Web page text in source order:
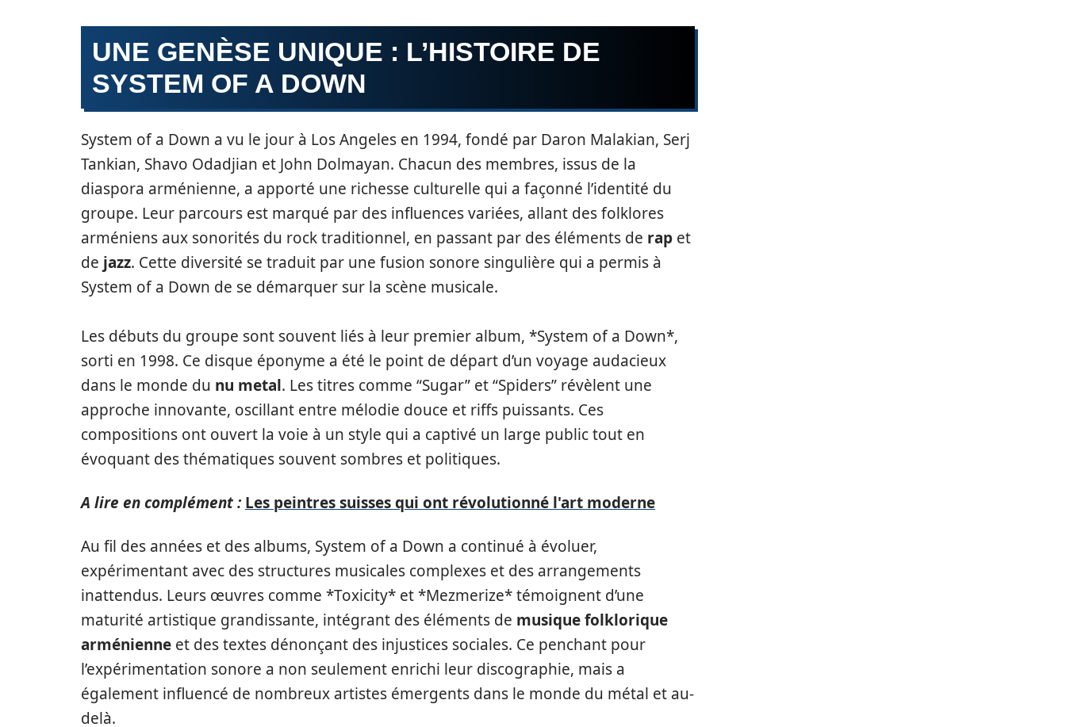
UNE GENÈSE UNIQUE : L’HISTOIRE DE
SYSTEM OF A DOWN
System of a Down a vu le jour à Los Angeles en 1994, fondé par Daron Malakian, Serj
Tankian, Shavo Odadjian et John Dolmayan. Chacun des membres, issus de la
diaspora arménienne, a apporté une richesse culturelle qui a façonné l’identité du
groupe. Leur parcours est marqué par des influences variées, allant des folklores
arméniens aux sonorités du rock traditionnel, en passant par des éléments de rap et
de jazz. Cette diversité se traduit par une fusion sonore singulière qui a permis à
System of a Down de se démarquer sur la scène musicale.
Les débuts du groupe sont souvent liés à leur premier album, *System of a Down*,
sorti en 1998. Ce disque éponyme a été le point de départ d’un voyage audacieux
dans le monde du nu metal. Les titres comme “Sugar” et “Spiders” révèlent une
approche innovante, oscillant entre mélodie douce et riffs puissants. Ces
compositions ont ouvert la voie à un style qui a captivé un large public tout en
évoquant des thématiques souvent sombres et politiques.
A lire en complément : Les peintres suisses qui ont révolutionné l'art moderne
Au fil des années et des albums, System of a Down a continué à évoluer,
expérimentant avec des structures musicales complexes et des arrangements
inattendus. Leurs œuvres comme *Toxicity* et *Mezmerize* témoignent d’une
maturité artistique grandissante, intégrant des éléments de musique folklorique
arménienne et des textes dénonçant des injustices sociales. Ce penchant pour
l’expérimentation sonore a non seulement enrichi leur discographie, mais a
également influencé de nombreux artistes émergents dans le monde du métal et au-
delà.